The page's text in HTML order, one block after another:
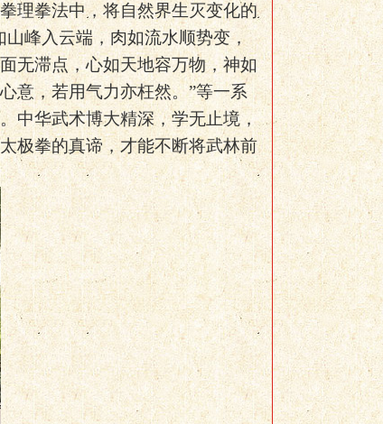
理拳法中，将自然界生灭变化的
峰入云端，肉如流水顺势变，
无滞点，心如天地容万物，神如
意，若用气力亦枉然。”等一系
中华武术博大精深，学无止境，
极拳的真谛，才能不断将武林前